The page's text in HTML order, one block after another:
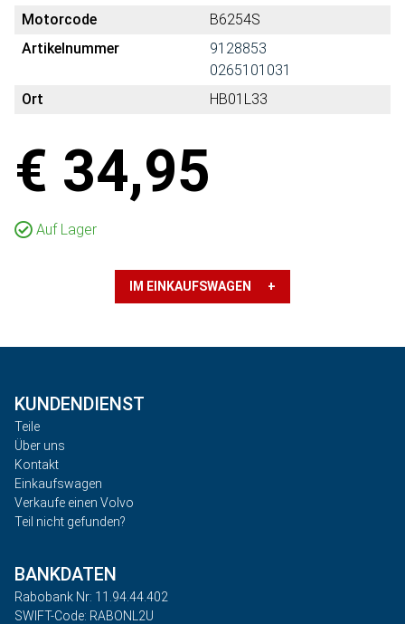
Motorcode
B6254S
Artikelnummer
9128853
0265101031
Ort
HB01L33
€ 34,95
Auf Lager
IM EINKAUFSWAGEN +
KUNDENDIENST
Teile
Über uns
Kontakt
Einkaufswagen
Verkaufe einen Volvo
Teil nicht gefunden?
BANKDATEN
Rabobank Nr: 11.94.44.402
SWIFT-Code: RABONL2U